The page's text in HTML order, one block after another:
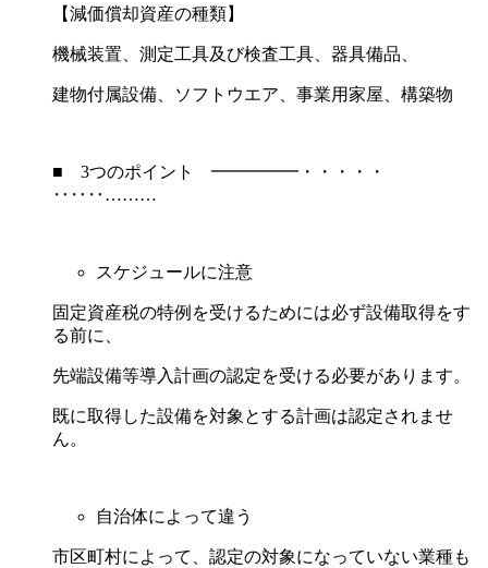
【減価償却資産の種類】
機械装置、測定工具及び検査工具、器具備品、
建物付属設備、ソフトウエア、事業用家屋、構築物
■ 3つのポイント ━━━━━・・・・・
‥‥‥………
スケジュールに注意
固定資産税の特例を受けるためには必ず設備取得をす
る前に、
先端設備等導入計画の認定を受ける必要があります。
既に取得した設備を対象とする計画は認定されませ
ん。
自治体によって違う
市区町村によって、認定の対象になっていない業種も